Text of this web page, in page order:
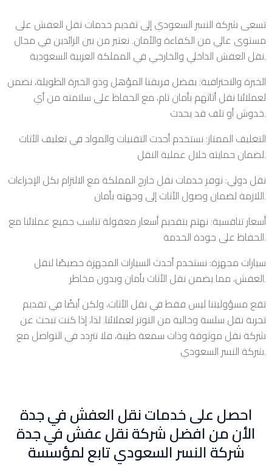
تسعى شركة النسر السعودي إلى تقديم خدمات نقل العفش على
مستوى عالي من الكفاءة والأمان. نعتبر من بين الرائدين في مجال
نقل العفش الداخلي والخارجي في المملكة العربية السعودية.
الخبرة والاحترافية: بفضل فريقنا المؤهل وذو الخبرة الطويلة، نضمن
لعملائنا نقل أثاثهم بأمان تام، مع الحفاظ على سلامته من أي
خدوش أو تلف قد يحدث.
التغليف الممتاز: نستخدم أحدث التقنيات والمواد في تغليف الأثاث
لضمان حمايته خلال عملية النقل.
نقل دولي: نوفر خدمات نقل خارج المملكة مع الالتزام بكل الإجراءات
اللازمة لضمان وصول الأثاث إلى وجهته بأمان.
أسعار تنافسية: نهتم بتقديم أسعار معقولة تناسب جميع عملائنا مع
الحفاظ على جودة الخدمة.
سيارات مجهزة: نستخدم أحدث السيارات المجهزة خصيصًا لنقل
العفش، مما يضمن نقل الأثاث بأمان وبدون مخاطر.
تقع مسؤوليتنا ليس فقط في نقل الأثاث، ولكن أيضًا في تقديم
تجربة نقل سلسة وخالية من التوتر لعملائنا. لذا، إذا كنت تبحث عن
شركة نقل موثوقة وذات سمعة طيبة، فلا تتردد في التواصل مع
شركة النسر السعودي.
احصل على خدمات نقل العفش في جدة
الأن من افضل شركة نقل عفش في جدة
شركة النسر السعودي تابع لمؤسسة